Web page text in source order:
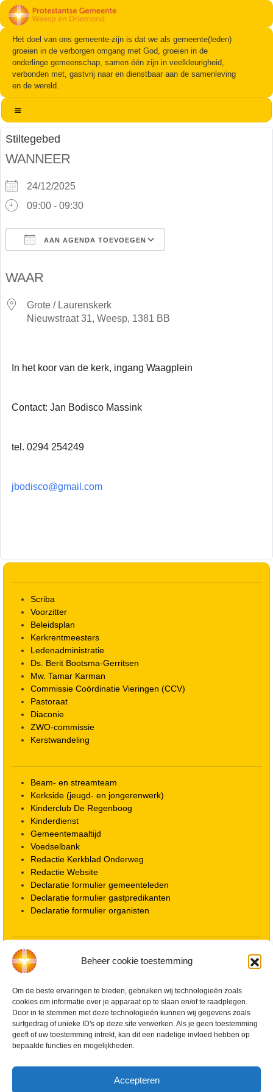
Beheer cookie toestemming
Om de beste ervaringen te bieden, gebruiken wij technologieën zoals
cookies om informatie over je apparaat op te slaan en/of te raadplegen.
Door in te stemmen met deze technologieën kunnen wij gegevens zoals
surfgedrag of unieke ID's op deze site verwerken. Als je geen toestemming
geeft of uw toestemming intrekt, kan dit een nadelige invloed hebben op
bepaalde functies en mogelijkheden.
Accepteren
Het doel van ons gemeente-zijn is dat we als gemeente(leden)
groeien in de verborgen omgang met God, groeien in de
onderlinge gemeenschap, samen één zijn in veelkleurigheid,
verbonden met, gastvrij naar en dienstbaar aan de samenleving
en de wereld.
Stiltegebed
WANNEER
24/12/2025
09:00 - 09:30
AAN AGENDA TOEVOEGEN
WAAR
Grote / Laurenskerk
Nieuwstraat 31, Weesp, 1381 BB
In het koor van de kerk, ingang Waagplein
Contact: Jan Bodisco Massink
tel. 0294 254249
jbodisco@gmail.com
Scriba
Voorzitter
Beleidsplan
Kerkrentmeesters
Ledenadministratie
Ds. Berit Bootsma-Gerritsen
Mw. Tamar Karman
Commissie Coördinatie Vieringen (CCV)
Pastoraat
Diaconie
ZWO-commissie
Kerstwandeling
Beam- en streamteam
Kerkside (jeugd- en jongerenwerk)
Kinderclub De Regenboog
Kinderdienst
Gemeentemaaltijd
Voedselbank
Redactie Kerkblad Onderweg
Redactie Website
Declaratie formulier gemeenteleden
Declaratie formulier gastpredikanten
Declaratie formulier organisten
Locatie kerk
ANBI informatie PGWD
Vrienden van de Grote Kerk
Info Kerkelijke gebouwen / koster
Redactiestatuut voor kerkblad en website
Beleid Veilige Kerk en gedragscode
Privacy
Cookiebeleid (EU)